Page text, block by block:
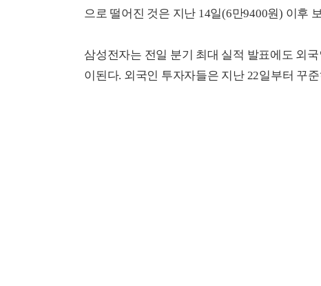
으로 떨어진 것은 지난 14일(6만9400원) 이후
삼성전자는 전일 분기 최대 실적 발표에도 외
이된다. 외국인 투자자들은 지난 22일부터 꾸